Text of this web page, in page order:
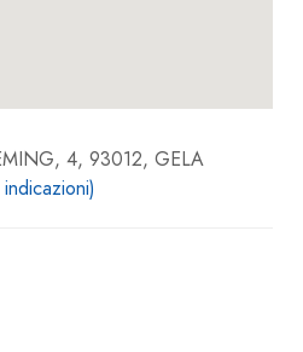
4, 93012, GELA